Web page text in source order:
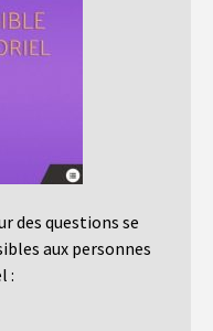
des questions se
aux personnes
: